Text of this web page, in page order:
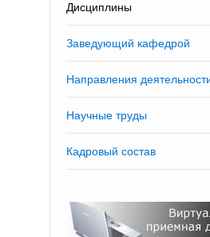
Дисциплины
Заведующий кафедрой
Направления
Научные труды
Кадровый состав